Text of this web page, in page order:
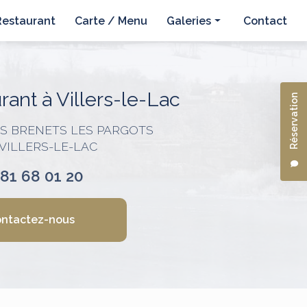
Réservation
Carte / Menu Galeries Contact
à Villers-le-Lac
BRENETS LES PARGOTS
LE-LAC
68 01 20
nous